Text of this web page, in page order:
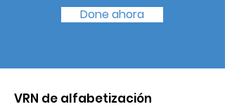
Done ahora
VRN de alfabetización